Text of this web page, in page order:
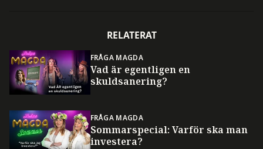
RELATERAT
FRÅGA MAGDA
Vad är egentligen en
skuldsanering?
FRÅGA MAGDA
Sommarspecial: Varför ska man
investera?